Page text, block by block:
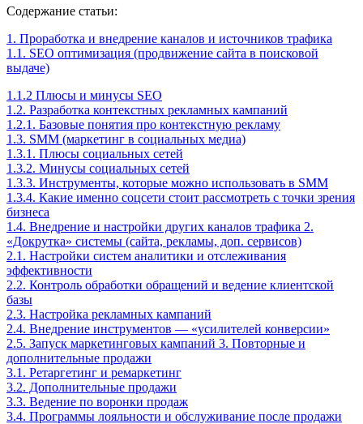
Содержание статьи:
1. Проработка и внедрение каналов и источников трафика
1.1. SEO оптимизация (продвижение сайта в поисковой
выдаче)
1.1.2 Плюсы и минусы SEO
1.2. Разработка контекстных рекламных кампаний
1.2.1. Базовые понятия про контекстную рекламу
1.3. SMM (маркетинг в социальных медиа)
1.3.1. Плюсы социальных сетей
1.3.2. Минусы социальных сетей
1.3.3. Инструменты, которые можно использовать в SMM
1.3.4. Какие именно соцсети стоит рассмотреть с точки зрения
бизнеса
1.4. Внедрение и настройки других каналов трафика 2.
«Докрутка» системы (сайта, рекламы, доп. сервисов)
2.1. Настройки систем аналитики и отслеживания
эффективности
2.2. Контроль обработки обращений и ведение клиентской
базы
2.3. Настройка рекламных кампаний
2.4. Внедрение инструментов — «усилителей конверсии»
2.5. Запуск маркетинговых кампаний 3. Повторные и
дополнительные продажи
3.1. Ретаргетинг и ремаркетинг
3.2. Дополнительные продажи
3.3. Ведение по воронки продаж
3.4. Программы лояльности и обслуживание после продажи